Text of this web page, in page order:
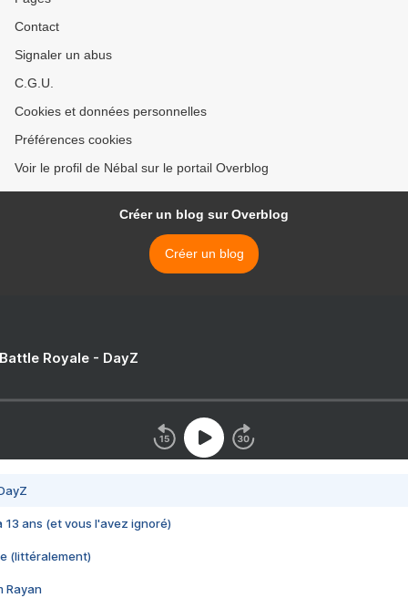
Contact
Signaler un abus
C.G.U.
Cookies et données personnelles
Préférences cookies
Voir le profil de Nébal sur le portail Overblog
Créer un blog sur Overblog
Créer un blog
Royale - DayZ
13 ans (et vous l'avez ignoré)
(littéralement)
Rayan